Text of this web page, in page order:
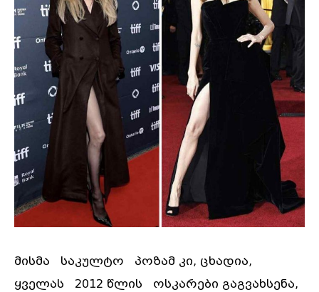
მისმა საკულტო პოზამ კი, ცხადია,
ყველას 2012 წლის ოსკარები გაგვახსენა,